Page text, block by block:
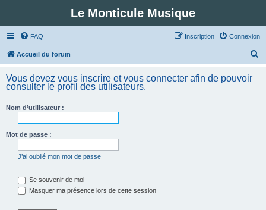
Le Monticule Musique
FAQ Connexion
Inscription
Accueil du forum
h
Vous devez vous inscrire et vous connecter afin de pouvoir
consulter le profil des utilisateurs.
Nom d’utilisateur :
Mot de passe :
J’ai oublié mon mot de passe
Se souvenir de moi
Masquer ma présence lors de cette session